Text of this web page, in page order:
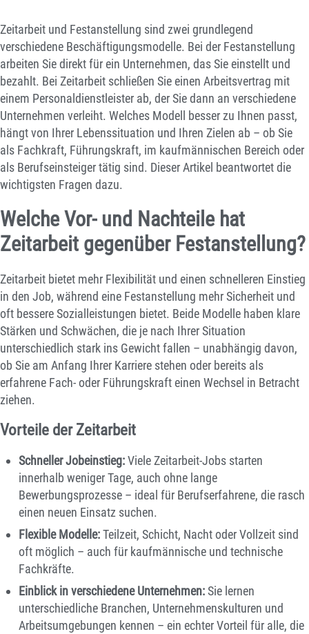
Zeitarbeit und Festanstellung sind zwei grundlegend
verschiedene Beschäftigungsmodelle. Bei der Festanstellung
arbeiten Sie direkt für ein Unternehmen, das Sie einstellt und
bezahlt. Bei Zeitarbeit schließen Sie einen Arbeitsvertrag mit
einem Personaldienstleister ab, der Sie dann an verschiedene
Unternehmen verleiht. Welches Modell besser zu Ihnen passt,
hängt von Ihrer Lebenssituation und Ihren Zielen ab – ob Sie
als Fachkraft, Führungskraft, im kaufmännischen Bereich oder
als Berufseinsteiger tätig sind. Dieser Artikel beantwortet die
wichtigsten Fragen dazu.
Welche Vor- und Nachteile hat
Zeitarbeit gegenüber Festanstellung?
Zeitarbeit bietet mehr Flexibilität und einen schnelleren Einstieg
in den Job, während eine Festanstellung mehr Sicherheit und
oft bessere Sozialleistungen bietet. Beide Modelle haben klare
Stärken und Schwächen, die je nach Ihrer Situation
unterschiedlich stark ins Gewicht fallen – unabhängig davon,
ob Sie am Anfang Ihrer Karriere stehen oder bereits als
erfahrene Fach- oder Führungskraft einen Wechsel in Betracht
ziehen.
Vorteile der Zeitarbeit
Schneller Jobeinstieg:Viele Zeitarbeit-Jobs starten
innerhalb weniger Tage, auch ohne lange
Bewerbungsprozesse – ideal für Berufserfahrene, die rasch
einen neuen Einsatz suchen.
Flexible Modelle:Teilzeit, Schicht, Nacht oder Vollzeit sind
oft möglich – auch für kaufmännische und technische
Fachkräfte.
Einblick in verschiedene Unternehmen:Sie lernen
unterschiedliche Branchen, Unternehmenskulturen und
Arbeitsumgebungen kennen – ein echter Vorteil für alle, die